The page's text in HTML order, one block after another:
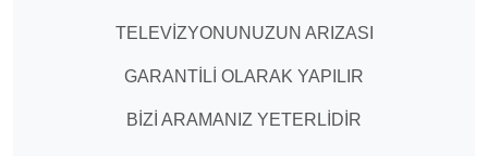
TELEVİZYONUNUZUN ARIZASI
GARANTİLİ OLARAK YAPILIR
BİZİ ARAMANIZ YETERLİDİR